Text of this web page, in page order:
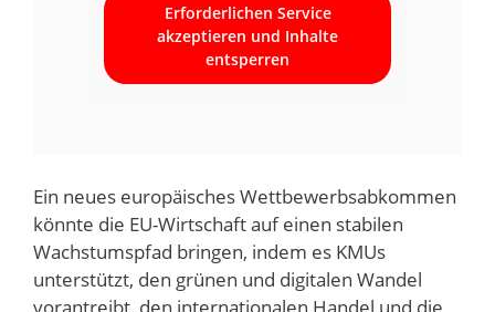
Erforderlichen Service
akzeptieren und Inhalte
entsperren
Ein neues europäisches Wettbewerbsabkommen
könnte die EU-Wirtschaft auf einen stabilen
Wachstumspfad bringen, indem es KMUs
unterstützt, den grünen und digitalen Wandel